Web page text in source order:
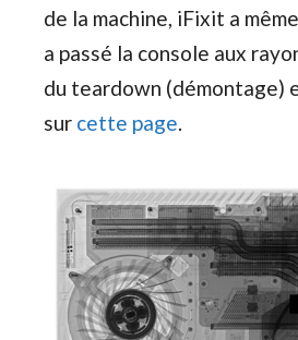
de la machine, iFixit a
a passé la console aux
du teardown (démontage)
sur cette page.